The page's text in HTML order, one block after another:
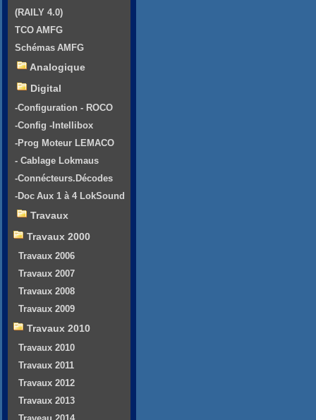
(RAILY 4.0)
TCO AMFG
Schémas AMFG
Analogique
Digital
-Configuration - ROCO
-Config -Intellibox
-Prog Moteur LEMACO
- Cablage Lokmaus
-Connécteurs.Décodes
-Doc Aux 1 à 4 LokSound
Travaux
Travaux 2000
Travaux 2006
Travaux 2007
Travaux 2008
Travaux 2009
Travaux 2010
Travaux 2010
Travaux 2011
Travaux 2012
Travaux 2013